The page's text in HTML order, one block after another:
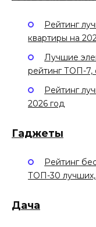
Рейтинг
квартиры на
Лучшие
рейтинг ТОП-7,
Рейтинг
2026 год
Гаджеты
Рейтинг
ТОП-30 лучших,
Дача